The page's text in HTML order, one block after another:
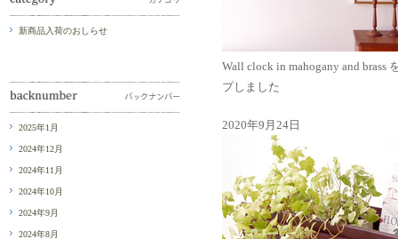
Wall clock in mahogany and brass
プしました
2020年9月24日
新商品入荷のおしらせ
2025年1月
2024年12月
2024年11月
2024年10月
2024年9月
2024年8月